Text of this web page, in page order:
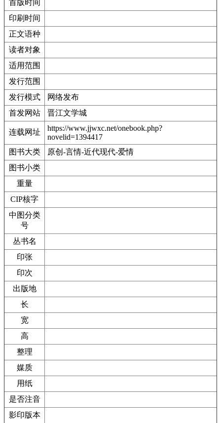
首版时间
印刷时间
正文语种
读者对象
适用范围
发行范围
发行模式
网络发布
首发网站
晋江文学城
连载网址
https://www.jjwxc.net/onebook.php?
novelid=1394417
图书大类
原创-言情-近代现代-爱情
图书小类
重量
CIP核字
中图分类
号
丛书名
印张
印次
出版地
长
宽
高
整理
媒质
用纸
是否注音
影印版本